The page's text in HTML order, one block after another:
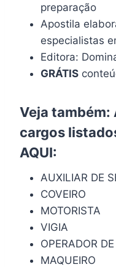
preparação
Apostila
especialistas
Editora:
GRÁTIS
Veja também:
cargos
AQUI:
AUXILIAR DE
COVEIRO
MOTORISTA
VIGIA
OPERADOR
MAQUEIRO